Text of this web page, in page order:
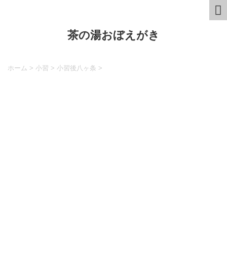
茶の湯おぼえがき
ホーム > 小習 > 小習後八ヶ条 >